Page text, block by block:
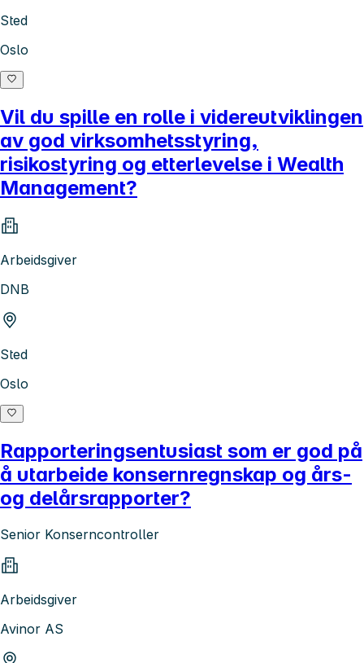
Sted
Oslo
Vil du spille en rolle i videreutviklingen
av god virksomhetsstyring,
risikostyring og etterlevelse i Wealth
Management?
Arbeidsgiver
DNB
Sted
Oslo
Rapporteringsentusiast som er god på
å utarbeide konsernregnskap og års-
og delårsrapporter?
Senior Konserncontroller
Arbeidsgiver
Avinor AS